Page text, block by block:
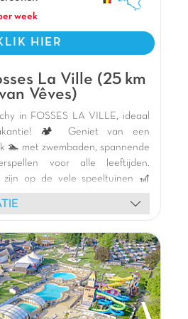
week
HIER
La Ville (25 km
Vêves)
in FOSSES LA VILLE, ideaal
🏕️ Geniet van een
🏊 met zwembaden, spannende
voor alle leeftijden.
zijn op de vele speeltuinen 🎢
en de minigolf. Ontspan in
of bij de visvijver 🎣.
en een gezellige bar. Mis de
en shows niet! 🎭 Verken de
met uitstapjes naar Namen en
momenten wachten op u! 🌞
Jasmijn